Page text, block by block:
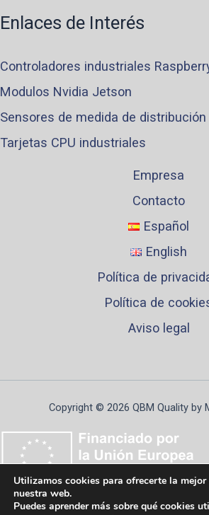
Enlaces de Interés
Controladores industriales
Modulos Nvidia Jetson
Sensores de medida de
Tarjetas CPU industriales
Empresa
Contacto
Español
English
Política de
Política de
Aviso legal
Copyright © 2026 QBM Quality by
Utilizamos cookies para ofrecerte la mejor
nuestra web.
Puedes aprender más sobre qué cookies